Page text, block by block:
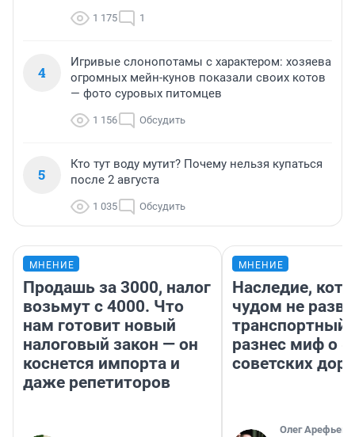
1 175 1
4
Игривые слонопотамы с характером: хозяева
огромных мейн-кунов показали своих котов
— фото суровых питомцев
1 156 Обсудить
5
Кто тут воду мутит? Почему нельзя купаться
после 2 августа
1 035 Обсудить
МНЕНИЕ
Продашь за 3000, налог
возьмут с 4000. Что
нам готовит новый
налоговый закон — он
коснется импорта и
даже репетиторов
МНЕНИЕ
Наследие,
чудом не
транспортный
разнес миф о
советских
Олег Арефьев